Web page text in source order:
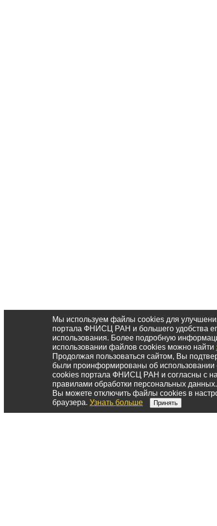
Мы используем файлы cookies для
портала ФНИСЦ РАН и большего удобства
использования. Более подробную
использовании файлов cookies можно найти
Продолжая пользоваться сайтом, Вы
были проинформированы об
cookies портала ФНИСЦ РАН и согласны с
правилами обработки персональных данных.
Вы можете отключить файлы cookies в
браузера. Узнать больше Принять